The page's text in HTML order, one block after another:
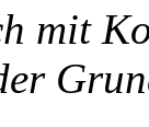
mit